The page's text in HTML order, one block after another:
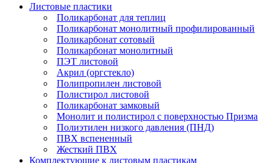
Листовые пластики
Поликарбонат для теплиц
Поликарбонат монолитный профилированный
Поликарбонат сотовый
Поликарбонат монолитный
ПЭТ листовой
Акрил (оргстекло)
Полипропилен листовой
Полистирол листовой
Поликарбонат замковый
Монолит и полистирол с поверхностью Призма
Полиэтилен низкого давления (ПНД)
ПВХ вспененный
Жесткий ПВХ
Комплектующие к листовым пластикам